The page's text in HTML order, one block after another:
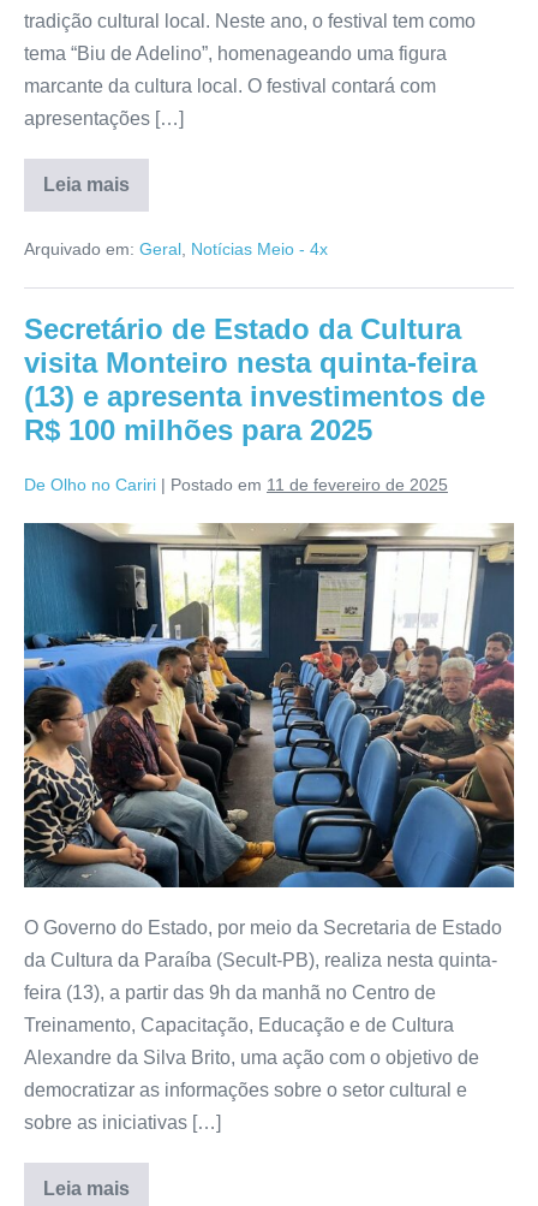
tradição cultural local. Neste ano, o festival tem como
tema “Biu de Adelino”, homenageando uma figura
marcante da cultura local. O festival contará com
apresentações […]
Leia mais
Arquivado em: Geral Notícias Meio - 4x
Secretário de Estado da Cultura
visita Monteiro nesta quinta-feira
(13) e apresenta investimentos de
R$ 100 milhões para 2025
De Olho no Cariri | Postado em 11 de fevereiro de 2025
O Governo do Estado, por meio da Secretaria de Estado
da Cultura da Paraíba (Secult-PB), realiza nesta quinta-
feira (13), a partir das 9h da manhã no Centro de
Treinamento, Capacitação, Educação e de Cultura
Alexandre da Silva Brito, uma ação com o objetivo de
democratizar as informações sobre o setor cultural e
sobre as iniciativas […]
Leia mais